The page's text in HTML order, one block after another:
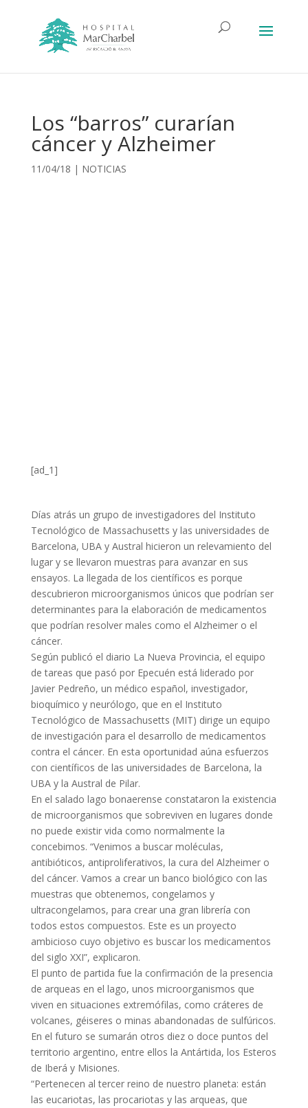
Los “barros” curarían
cáncer y Alzheimer
11/04/18 | NOTICIAS
[ad_1]
Días atrás un grupo de investigadores del Instituto
Tecnológico de Massachusetts y las universidades de
Barcelona, UBA y Austral hicieron un relevamiento del
lugar y se llevaron muestras para avanzar en sus
ensayos. La llegada de los científicos es porque
descubrieron microorganismos únicos que podrían ser
determinantes para la elaboración de medicamentos
que podrían resolver males como el Alzheimer o el
cáncer.
Según publicó el diario La Nueva Provincia, el equipo
de tareas que pasó por Epecuén está liderado por
Javier Pedreño, un médico español, investigador,
bioquímico y neurólogo, que en el Instituto
Tecnológico de Massachusetts (MIT) dirige un equipo
de investigación para el desarrollo de medicamentos
contra el cáncer. En esta oportunidad aúna esfuerzos
con científicos de las universidades de Barcelona, la
UBA y la Austral de Pilar.
En el salado lago bonaerense constataron la existencia
de microorganismos que sobreviven en lugares donde
no puede existir vida como normalmente la
concebimos. “Venimos a buscar moléculas,
antibióticos, antiproliferativos, la cura del Alzheimer o
del cáncer. Vamos a crear un banco biológico con las
muestras que obtenemos, congelamos y
ultracongelamos, para crear una gran librería con
todos estos compuestos. Este es un proyecto
ambicioso cuyo objetivo es buscar los medicamentos
del siglo XXI”, explicaron.
El punto de partida fue la confirmación de la presencia
de arqueas en el lago, unos microorganismos que
viven en situaciones extremófilas, como cráteres de
volcanes, géiseres o minas abandonadas de sulfúricos.
En el futuro se sumarán otros diez o doce puntos del
territorio argentino, entre ellos la Antártida, los Esteros
de Iberá y Misiones.
“Pertenecen al tercer reino de nuestro planeta: están
las eucariotas, las procariotas y las arqueas, que